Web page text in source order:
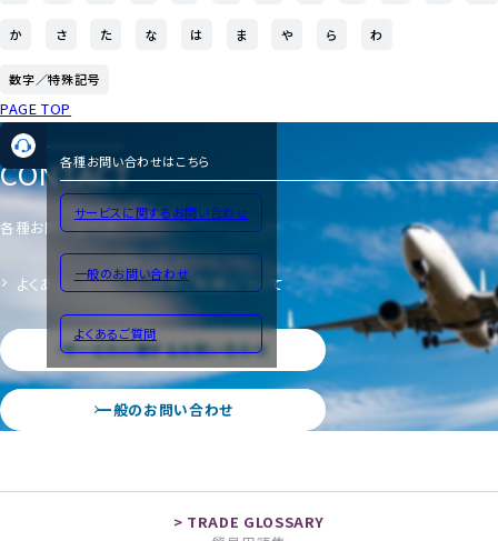
か さ た な は ま や ら わ
数字／特殊記号
PAGE TOP
各種お問い合わせはこちら
サービスに関するお問い合わせ
一般のお問い合わせ
よくあるご質問
CONTACT
各種お問い合わせ
よくあるご質問 サイトのご利用について
サービスに関するお問い合わせ
一般のお問い合わせ